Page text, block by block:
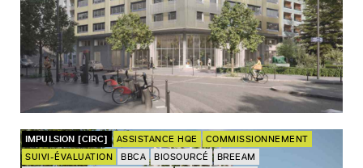
IMPULSION [CIRC] ASSISTANCE HQE
COMMISSIONNEMENT
SUIVI-ÉVALUATION
BBCA BIOSOURCÉ
BREEAM